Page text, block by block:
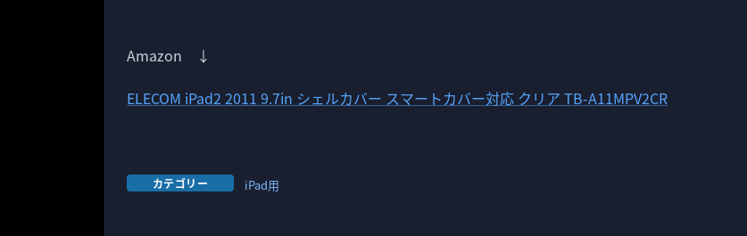
Amazon ↓
ELECOM iPad2 2011 9.7in シェルカバー スマートカバー対応 クリア TB-A11MPV2CR
カテゴリー iPad用